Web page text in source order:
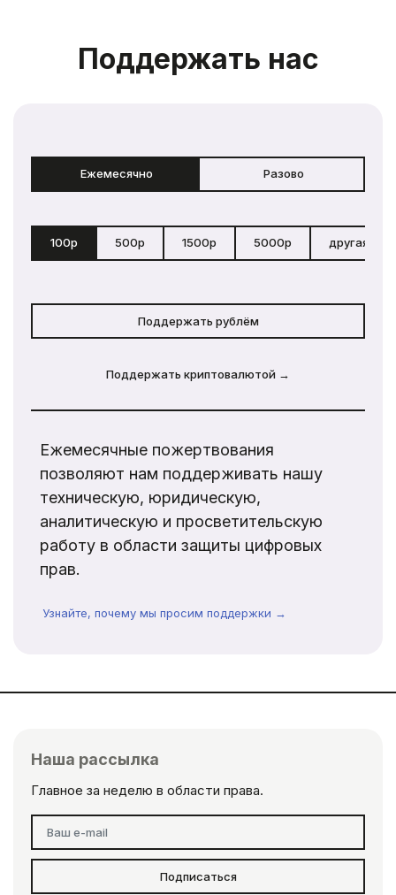
Поддержать нас
Ежемесячно Разово
100р 500р 1500р 5000р другая
Поддержать рублём
Поддержать криптовалютой →
Ежемесячные пожертвования
позволяют нам поддерживать нашу
техническую, юридическую,
аналитическую и просветительскую
работу в области защиты цифровых
прав.
Узнайте, почему мы просим поддержки →
Наша рассылка
Главное за неделю в области права.
Подписаться